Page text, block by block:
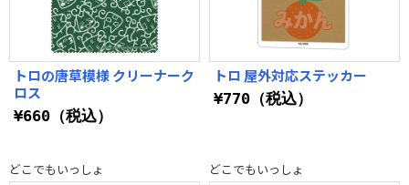
トロの唐草模様 クリーナーク
ロス
¥660（税込）
トロ 屋外対応ステッカー
¥770（税込）
どこでもいっしょ どこでもいっしょ